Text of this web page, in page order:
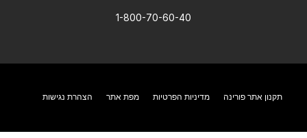
1-800-70-60-40
תקנון אתר פורינה מדיניות הפרטיות מפת אתר הצהרת נגישות